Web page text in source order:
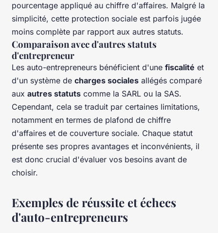
pourcentage appliqué au chiffre d'affaires. Malgré la
simplicité, cette protection sociale est parfois jugée
moins complète par rapport aux autres statuts.
Comparaison avec d'autres statuts
d'entrepreneur
Les auto-entrepreneurs bénéficient d'une fiscalité et
d'un système de charges sociales allégés comparé
aux autres statuts comme la SARL ou la SAS.
Cependant, cela se traduit par certaines limitations,
notamment en termes de plafond de chiffre
d'affaires et de couverture sociale. Chaque statut
présente ses propres avantages et inconvénients, il
est donc crucial d'évaluer vos besoins avant de
choisir.
Exemples de réussite et échecs
d'auto-entrepreneurs